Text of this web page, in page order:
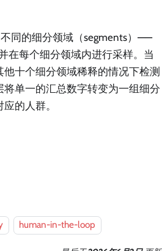
同的细分领域（segments）——
在每个细分领域内进行采样。当
十个细分领域稀释的情况下检测
单一的汇总数字转变为一组细分
的人群。
human-in-the-loop